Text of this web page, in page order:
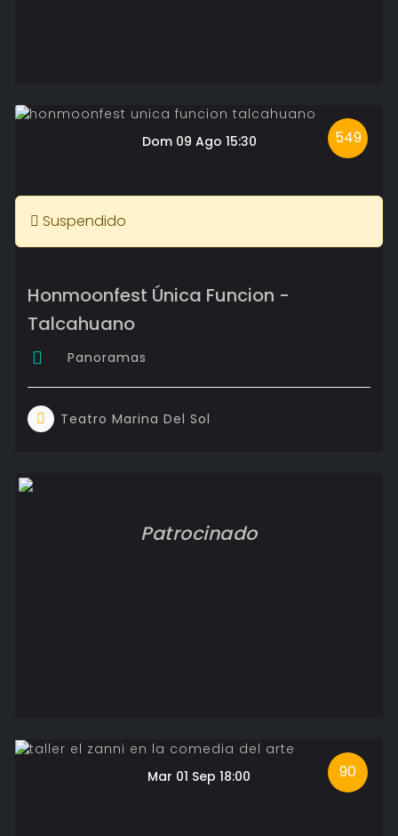
549
Dom 09 Ago 15:30
Suspendido
Honmoonfest Única Funcion -
Talcahuano
Panoramas
Teatro Marina Del Sol
Patrocinado
90
Mar 01 Sep 18:00